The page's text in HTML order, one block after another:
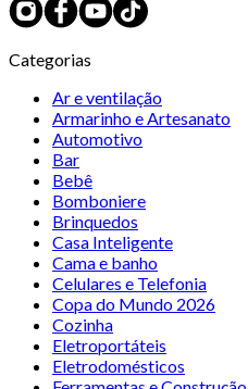
Categorias
Ar e ventilação
Armarinho e Artesanato
Automotivo
Bar
Bebê
Bomboniere
Brinquedos
Casa Inteligente
Cama e banho
Celulares e Telefonia
Copa do Mundo 2026
Cozinha
Eletroportáteis
Eletrodomésticos